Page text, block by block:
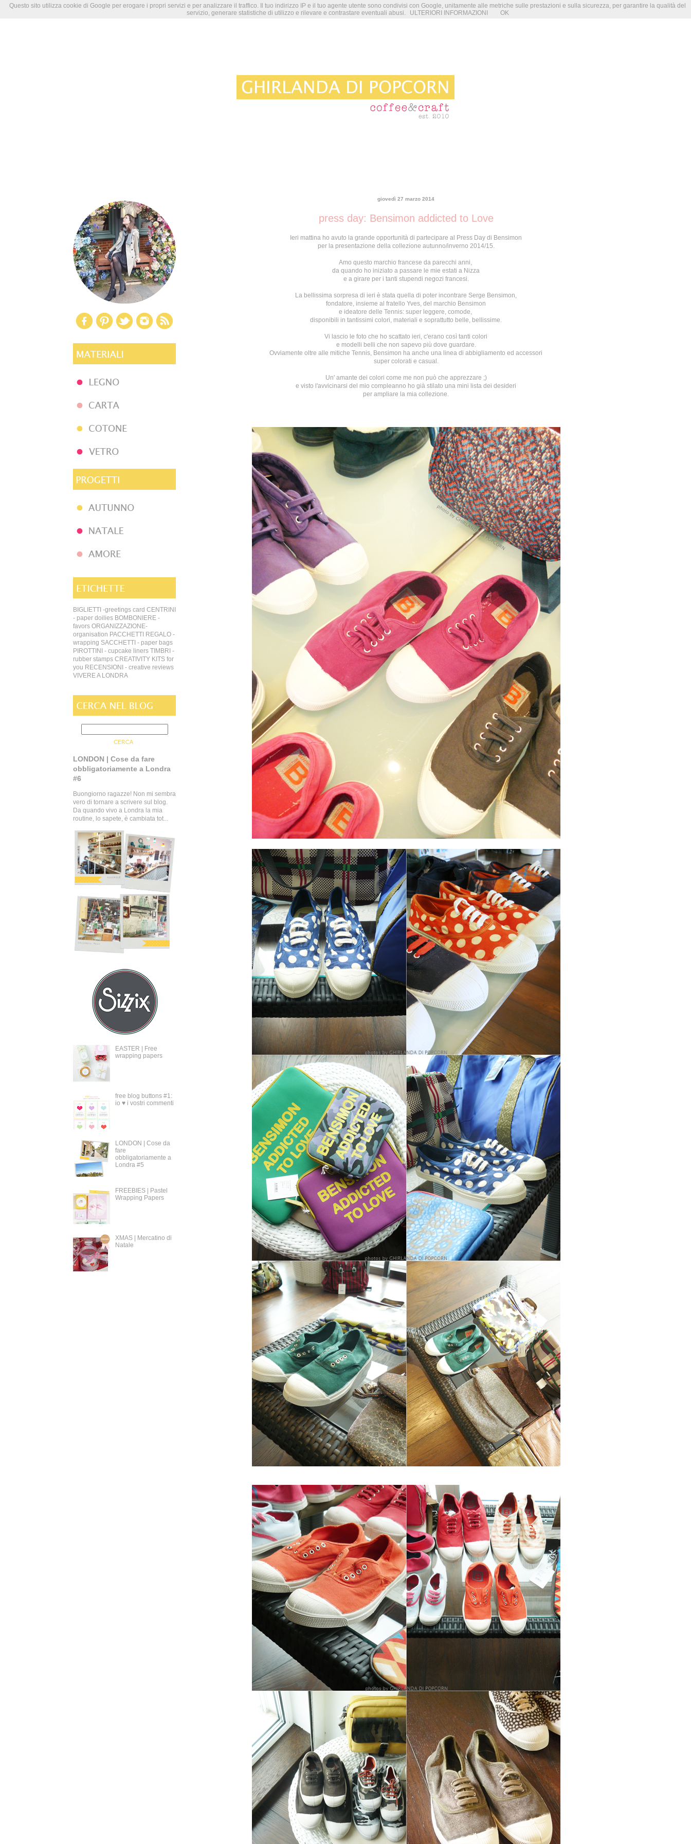
giovedì 27 marzo 2014
press day: Bensimon addicted to Love
Ieri mattina ho avuto la grande opportunità di partecipare al Press Day di Bensimon
per la presentazione della collezione autunno/inverno 2014/15.
Amo questo marchio francese da parecchi anni,
da quando ho iniziato a passare le mie estati a Nizza
e a girare per i tanti stupendi negozi francesi.
La bellissima sorpresa di ieri è stata quella di poter incontrare Serge Bensimon,
fondatore, insieme al fratello Yves, del marchio Bensimon
e ideatore delle Tennis: super leggere, comode,
disponibili in tantissimi colori, materiali e soprattutto belle, bellissime.
Vi lascio le foto che ho scattato ieri, c'erano così tanti colori
e modelli belli che non sapevo più dove guardare.
Ovviamente oltre alle mitiche Tennis, Bensimon ha anche una linea di abbigliamento ed accessori
super colorati e casual.
Un' amante dei colori come me non può che apprezzare ;)
e visto l'avvicinarsi del mio compleanno ho già stilato una mini lista dei desideri
per ampliare la mia collezione.
BIGLIETTI -greetings card CENTRINI
- paper doilies BOMBONIERE -
favors ORGANIZZAZIONE-
organisation PACCHETTI REGALO -
wrapping SACCHETTI - paper bags
PIROTTINI - cupcake liners TIMBRI -
rubber stamps CREATIVITY KITS for
you RECENSIONI - creative reviews
VIVERE A LONDRA
LONDON | Cose da fare
obbligatoriamente a Londra
#6
Buongiorno ragazze! Non mi sembra
vero di tornare a scrivere sul blog.
Da quando vivo a Londra la mia
routine, lo sapete, è cambiata tot...
EASTER | Free
wrapping papers
free blog buttons #1:
io ♥ i vostri commenti
LONDON | Cose da
fare
obbligatoriamente a
Londra #5
FREEBIES | Pastel
Wrapping Papers
XMAS | Mercatino di
Natale
Questo sito utilizza cookie di Google per erogare i propri servizi e per analizzare il traffico. Il tuo indirizzo IP e il tuo agente utente sono condivisi con Google, unitamente alle metriche sulle prestazioni e sulla sicurezza, per garantire la qualità del
servizio, generare statistiche di utilizzo e rilevare e contrastare eventuali abusi.
ULTERIORI INFORMAZIONI OK